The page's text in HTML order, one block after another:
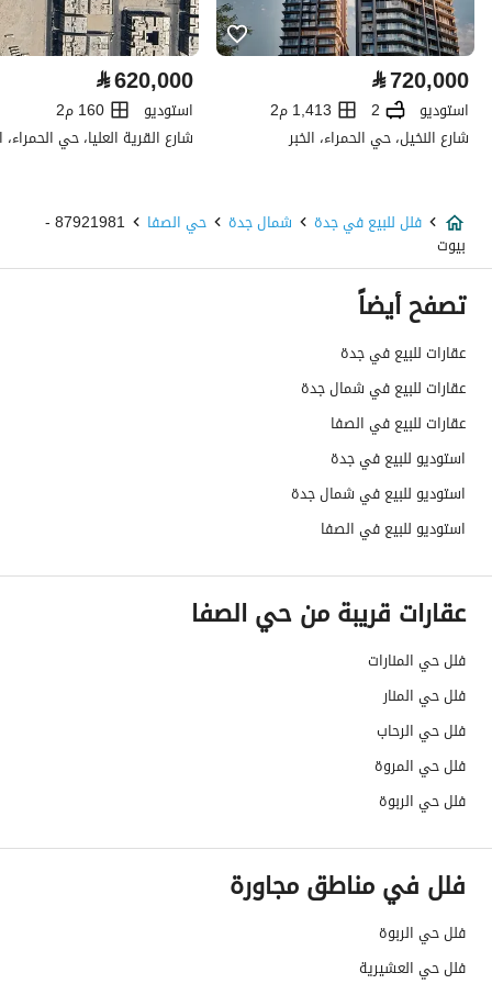
كهرباء
نعم
صرف صحي
نعم
هاتف
تفاصيل اضافية
عمر العقار
عرض الشارع
رقم المخطط
رقم صك الملكية
واجهة العقار
الضمانات والمدة
جديد
قنوات الاعلان
هل يوجد اي التزام على
العقار ؟
مطابقة لكود البناء
العقار مرهون
نعم
العقار مقيد
⃁720,000
استوديو 2
1,413 م2
شارع النخيل، حي الحمراء، الخبر
⃁620,000
استوديو
160 م2
شارع القرية العليا، حي الحمراء،
فلل للبيع في جدة شمال جدة حي الصفا 87921981 -
بيوت
تصفح أيضاً
عقارات للبيع في جدة
عقارات للبيع في شمال جدة
عقارات للبيع في الصفا
استوديو للبيع في جدة
استوديو للبيع في شمال جدة
استوديو للبيع في الصفا
عقارات قريبة من حي الصفا
فلل حي المنارات
فلل حي المنار
فلل حي الرحاب
فلل حي المروة
فلل حي الربوة
فلل في مناطق مجاورة
فلل حي الربوة
فلل حي العشيرية